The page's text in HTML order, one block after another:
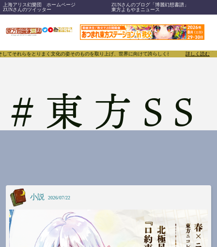
上海アリス幻樂団 ホームページ
ZUNさんのブログ「博麗幻想書譜」
ZUNさんのツイッター
東方よもやまニュース
まく文化の姿そのものを取り上げ、世界に向けて誇らしく発信することで、東方Projectのみ
詳しく読む
# 東方SS
小説 2026/07/22